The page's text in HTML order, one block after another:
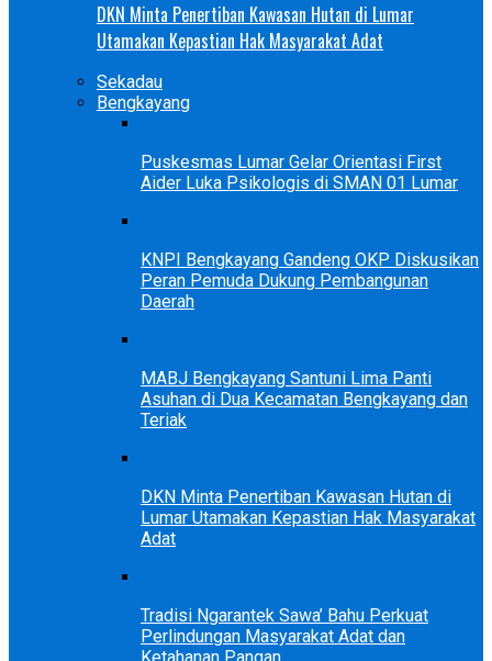
DKN Minta Penertiban Kawasan Hutan di Lumar
Utamakan Kepastian Hak Masyarakat Adat
Sekadau
Bengkayang
Puskesmas Lumar Gelar Orientasi First
Aider Luka Psikologis di SMAN 01 Lumar
KNPI Bengkayang Gandeng OKP Diskusikan
Peran Pemuda Dukung Pembangunan
Daerah
MABJ Bengkayang Santuni Lima Panti
Asuhan di Dua Kecamatan Bengkayang dan
Teriak
DKN Minta Penertiban Kawasan Hutan di
Lumar Utamakan Kepastian Hak Masyarakat
Adat
Tradisi Ngarantek Sawa’ Bahu Perkuat
Perlindungan Masyarakat Adat dan